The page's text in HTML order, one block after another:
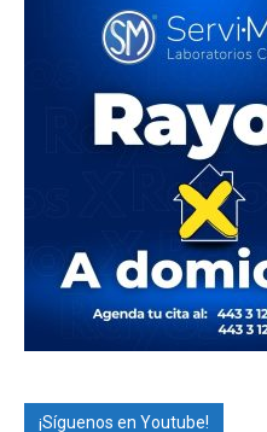
¡Síguenos en Youtube!